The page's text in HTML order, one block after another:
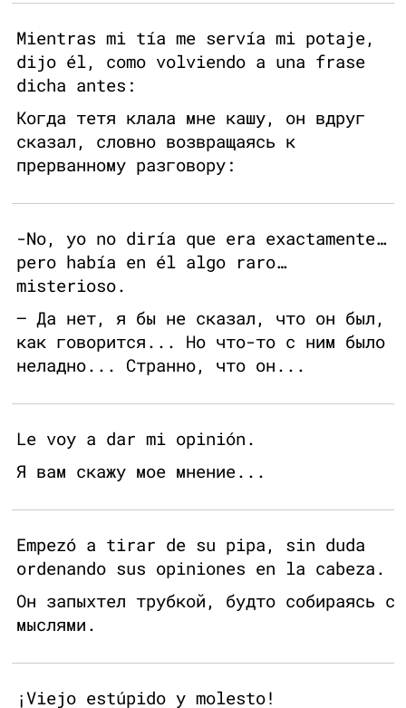
Mientras mi tía me servía mi potaje,
dijo él, como volviendo a una frase
dicha antes:
Когда тетя клала мне кашу, он вдруг
сказал, словно возвращаясь к
прерванному разговору:
-No, yo no diría que era exactamente…
pero había en él algo raro…
misterioso.
— Да нет, я бы не сказал, что он был,
как говорится... Но что-то с ним было
неладно... Странно, что он...
Le voy a dar mi opinión.
Я вам скажу мое мнение...
Empezó a tirar de su pipa, sin duda
ordenando sus opiniones en la cabeza.
Он запыхтел трубкой, будто собираясь с
мыслями.
¡Viejo estúpido y molesto!